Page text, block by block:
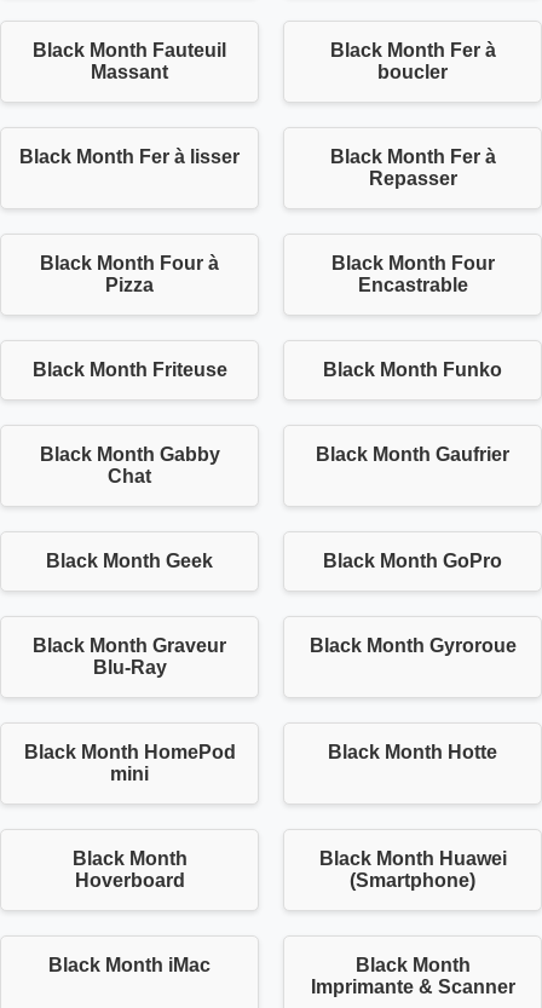
Black Month Fauteuil
Massant
Black Month Fer à
boucler
Black Month Fer à lisser
Black Month Fer à
Repasser
Black Month Four à
Pizza
Black Month Four
Encastrable
Black Month Friteuse Black Month Funko
Black Month Gabby
Chat
Black Month Gaufrier
Black Month Geek Black Month GoPro
Black Month Graveur
Blu-Ray
Black Month Gyroroue
Black Month HomePod
mini
Black Month Hotte
Black Month
Hoverboard
Black Month Huawei
(Smartphone)
Black Month iMac
Black Month
Imprimante & Scanner